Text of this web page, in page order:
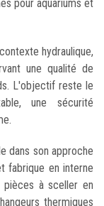
pour aquariums et
hydraulique,
une qualité de
L'objectif reste le
une sécurité
dans son approche
fabrique en interne
pièces à sceller en
thermiques